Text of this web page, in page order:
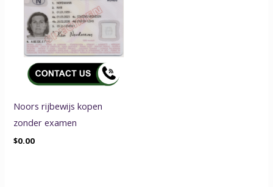
Noors rijbewijs kopen
zonder examen
$0.00